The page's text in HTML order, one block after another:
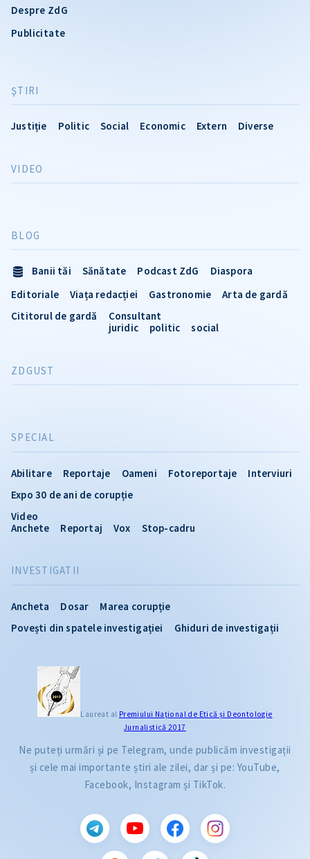
Despre ZdG
Publicitate
ŞTIRI
Justiție Politic Social Economic Extern Diverse
INVESTIGATII
Ancheta Dosar
Marea corupție
Povești din spatele investigației
Ghiduri de investigații
VIDEO
SPECIAL
Abilitare Reportaje Oameni Fotoreportaje
Interviuri
Expo 30 de ani de corupție
Video
Anchete
Reportaj Vox Stop-cadru
BLOG
Banii tăi Sănătate Podcast ZdG
Diaspora
Editoriale
Viața redacției Gastronomie
Arta de gardă
Cititorul de gardă
Consultant
juridic
politic social
ZDGUST
Laureat al Premiului Naţional de Etică și Deontologie
Jurnalistică 2017
Ne puteți urmări și pe Telegram, unde publicăm investigații
și cele mai importante știri ale zilei, dar și pe: YouTube,
Facebook, Instagram și TikTok.